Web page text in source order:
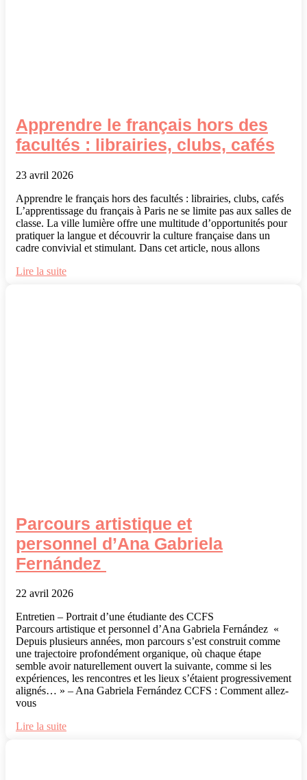
Apprendre le français hors des
facultés : librairies, clubs, cafés
23 avril 2026
Apprendre le français hors des facultés : librairies, clubs, cafés
L’apprentissage du français à Paris ne se limite pas aux salles de
classe. La ville lumière offre une multitude d’opportunités pour
pratiquer la langue et découvrir la culture française dans un
cadre convivial et stimulant. Dans cet article, nous allons
Lire la suite
Parcours artistique et
personnel d’Ana Gabriela
Fernández
22 avril 2026
Entretien – Portrait d’une étudiante des CCFS
Parcours artistique et personnel d’Ana Gabriela Fernández «
Depuis plusieurs années, mon parcours s’est construit comme
une trajectoire profondément organique, où chaque étape
semble avoir naturellement ouvert la suivante, comme si les
expériences, les rencontres et les lieux s’étaient progressivement
alignés… » – Ana Gabriela Fernández CCFS : Comment allez-
vous
Lire la suite